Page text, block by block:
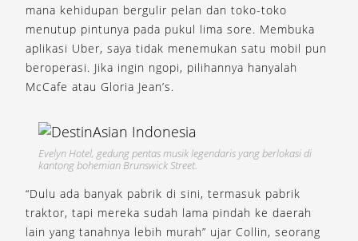
mana kehidupan bergulir pelan dan toko-toko
menutup pintunya pada pukul lima sore. Membuka
aplikasi Uber, saya tidak menemukan satu mobil pun
beroperasi. Jika ingin ngopi, pilihannya hanyalah
McCafe atau Gloria Jean’s.
Evelyn Hotel, gedung pentas musik legendaris yang berlokasi di
kantong bohemian Brunswick Street.
“Dulu ada banyak pabrik di sini, termasuk pabrik
traktor, tapi mereka sudah lama pindah ke daerah
lain yang tanahnya lebih murah” ujar Collin, seorang